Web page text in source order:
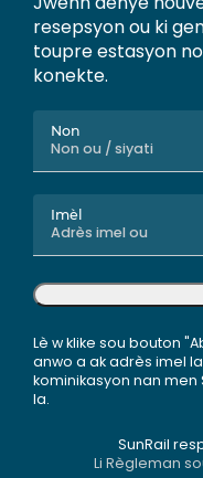
resepsyon ou ki
toupre estasyon
konekte.
Non
Imèl
Lè w klike sou bouton
anwo a ak adrès imel
kominikasyon nan men
la.
SunRail
Li Règleman